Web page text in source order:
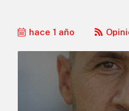
hace 1 año